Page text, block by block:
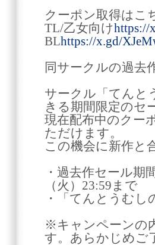
クーポン取得はこ
TL/乙女向けhttps://
BLhttps://x.gd/
同サークルの過去
サークル「てんと
きる期間限定のセ
現在配布中のクー
ただけます。
この機会に新作と
・過去作セール期
（火）23:59まで
・「てんとうむ
※キャンペーンの
す。あらかじめご